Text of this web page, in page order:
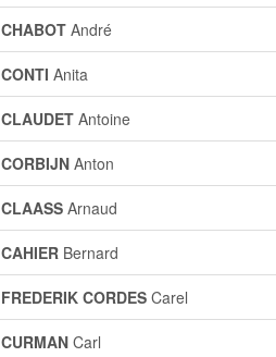
CHABOT André
CONTI Anita
CLAUDET Antoine
CORBIJN Anton
CLAASS Arnaud
CAHIER Bernard
FREDERIK CORDES Carel
CURMAN Carl